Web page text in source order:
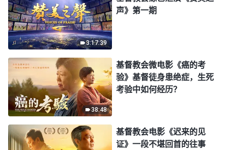
3:17:39
声》第一期
38:48
基督教会微电影《癌的考
验》基督徒身患绝症，生死
考验中如何经历？
基督教会电影《迟来的见
证》一段不堪回首的往事